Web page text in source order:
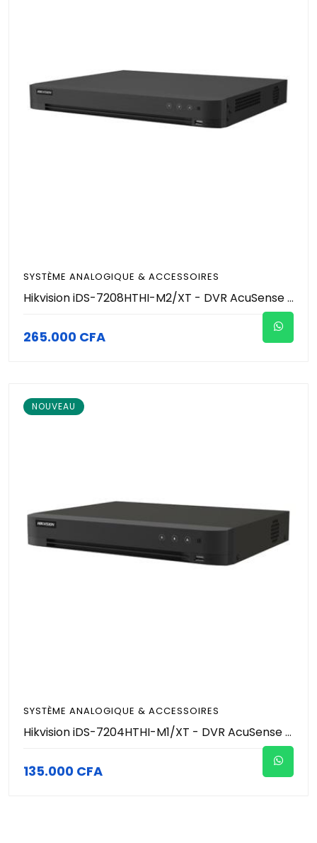
SYSTÈME ANALOGIQUE & ACCESSOIRES
Hikvision iDS-7208HTHI-M2/XT - DVR AcuSense 8 Canaux 4K (8MP) - HDMI 8K / 4K - H.265 Pro+ - Audio Coaxial - Détection Humain/Véhicule - 2 SATA (Jusqu'à 20To) - Gigabit - Enregistreur Hybride Pro
265.000 CFA
NOUVEAU
SYSTÈME ANALOGIQUE & ACCESSOIRES
Hikvision iDS-7204HTHI-M1/XT - DVR AcuSense 4 Canaux 4K (8MP) - HDMI 8K / 4K - H.265 Pro+ - Audio Coaxial - Détection Humain/Véhicule - 1 SATA (Jusqu'à 10To) - Gigabit - Enregistreur Hybride Pro
135.000 CFA